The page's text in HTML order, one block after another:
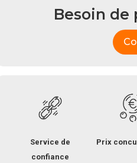
Besoin de
Service de
confiance
Prix